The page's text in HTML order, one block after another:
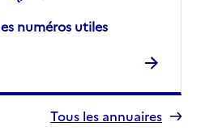
numéros utiles
Tous les annuaires